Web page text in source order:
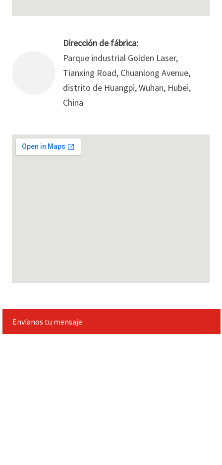
Dirección de fábrica:
Parque industrial Golden Laser,
Tianxing Road, Chuanlong Avenue,
distrito de Huangpi, Wuhan, Hubei,
China
Envíanos tu mensaje: